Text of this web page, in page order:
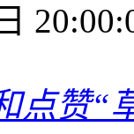
点赞“